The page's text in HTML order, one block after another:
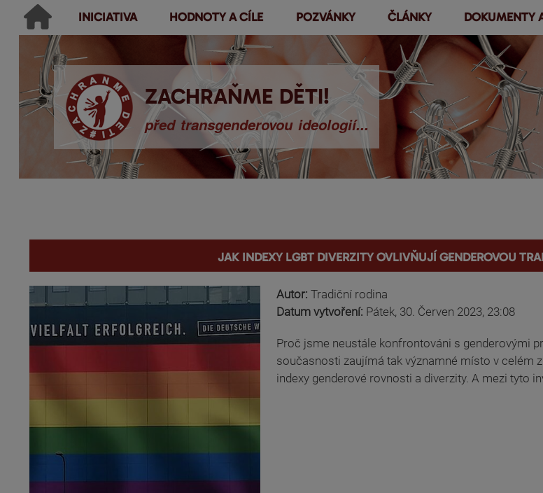
Přejít k
hlavnímu
obsahu
ZACHRAŇME DĚTI!
před transgenderovou ideologií...
Ikonky sociálních sítí
Vyhledávání
Hledat
Main menu
INICIATIVA HODNOTY A CÍLE POZVÁNKY ČLÁNKY DOKUMENTY
Jak indexy LGBT diverzity ovlivňují genderovou
Autor: Tradiční rodina
Datum vytvoření: Pátek, 30. Červen 2023, 23:08
Proč jsme neustále konfrontováni s genderovými
současnosti zaujímá tak významné místo v celém
indexy genderové rovnosti a diverzity. A mezi tyto